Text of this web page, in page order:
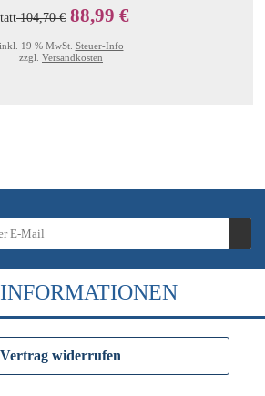
104,70 € 88,99 €
inkl. 19 % MwSt. Steuer-Info
zzgl. Versandkosten
Vertrag widerrufen